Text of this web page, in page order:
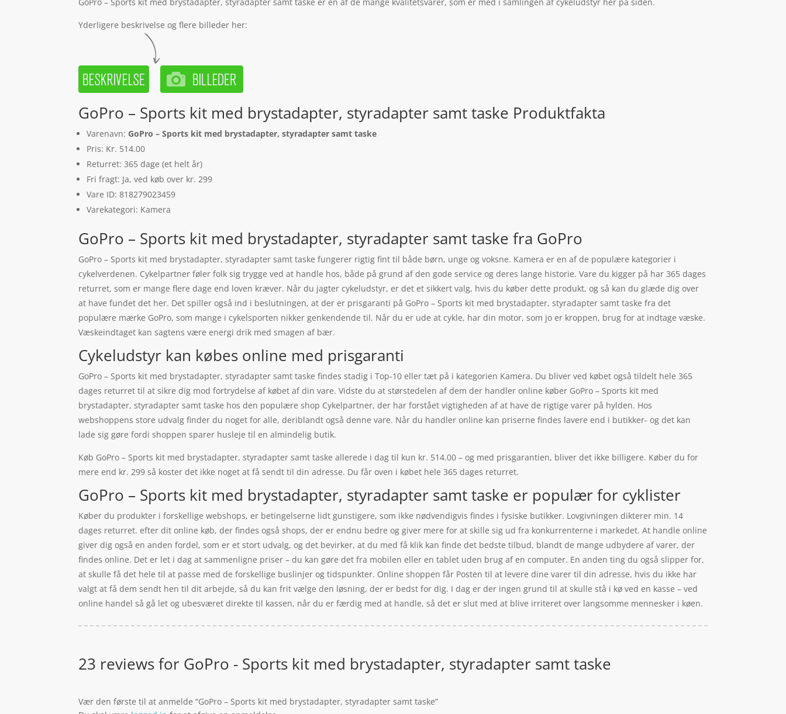
Yderligere beskrivelse og flere billeder her:
GoPro – Sports kit med brystadapter, styradapter samt taske Produktfakta
Varenavn: GoPro – Sports kit med brystadapter, styradapter samt taske
Pris: Kr. 514.00
Returret: 365 dage (et helt år)
Fri fragt: Ja, ved køb over kr. 299
Vare ID: 818279023459
Varekategori: Kamera
GoPro – Sports kit med brystadapter, styradapter samt taske fra GoPro
GoPro – Sports kit med brystadapter, styradapter samt taske fungerer rigtig fint til både børn, unge og voksne. Kamera er en af de populære kategorier i
cykelverdenen. Cykelpartner føler folk sig trygge ved at handle hos, både på grund af den gode service og deres lange historie. Vare du kigger på har 365 dages
returret, som er mange flere dage end loven kræver. Når du jagter cykeludstyr, er det et sikkert valg, hvis du køber dette produkt, og så kan du glæde dig over
at have fundet det her. Det spiller også ind i beslutningen, at der er prisgaranti på GoPro – Sports kit med brystadapter, styradapter samt taske fra det
populære mærke GoPro, som mange i cykelsporten nikker genkendende til. Når du er ude at cykle, har din motor, som jo er kroppen, brug for at indtage væske.
Væskeindtaget kan sagtens være energi drik med smagen af bær.
Cykeludstyr kan købes online med prisgaranti
GoPro – Sports kit med brystadapter, styradapter samt taske findes stadig i Top-10 eller tæt på i kategorien Kamera. Du bliver ved købet også tildelt hele 365
dages returret til at sikre dig mod fortrydelse af købet af din vare. Vidste du at størstedelen af dem der handler online køber GoPro – Sports kit med
brystadapter, styradapter samt taske hos den populære shop Cykelpartner, der har forstået vigtigheden af at have de rigtige varer på hylden. Hos
webshoppens store udvalg finder du noget for alle, deriblandt også denne vare. Når du handler online kan priserne findes lavere end i butikker- og det kan
lade sig gøre fordi shoppen sparer husleje til en almindelig butik.
Køb GoPro – Sports kit med brystadapter, styradapter samt taske allerede i dag til kun kr. 514.00 – og med prisgarantien, bliver det ikke billigere. Køber du for
mere end kr. 299 så koster det ikke noget at få sendt til din adresse. Du får oven i købet hele 365 dages returret.
GoPro – Sports kit med brystadapter, styradapter samt taske er populær for cyklister
Køber du produkter i forskellige webshops, er betingelserne lidt gunstigere, som ikke nødvendigvis findes i fysiske butikker. Lovgivningen dikterer min. 14
dages returret. efter dit online køb, der findes også shops, der er endnu bedre og giver mere for at skille sig ud fra konkurrenterne i markedet. At handle online
giver dig også en anden fordel, som er et stort udvalg, og det bevirker, at du med få klik kan finde det bedste tilbud, blandt de mange udbydere af varer, der
findes online. Det er let i dag at sammenligne priser – du kan gøre det fra mobilen eller en tablet uden brug af en computer. En anden ting du også slipper for,
at skulle få det hele til at passe med de forskellige buslinjer og tidspunkter. Online shoppen får Posten til at levere dine varer til din adresse, hvis du ikke har
valgt at få dem sendt hen til dit arbejde, så du kan frit vælge den løsning, der er bedst for dig. I dag er der ingen grund til at skulle stå i kø ved en kasse – ved
online handel så gå let og ubesværet direkte til kassen, når du er færdig med at handle, så det er slut med at blive irriteret over langsomme mennesker i køen.
23 reviews for GoPro - Sports kit med brystadapter, styradapter samt taske
Vær den første til at anmelde “GoPro – Sports kit med brystadapter, styradapter samt taske”